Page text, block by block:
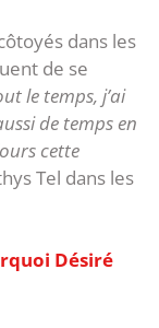
dans les
de se
le temps, j’ai
de temps en
cette
Tel dans les
Désiré